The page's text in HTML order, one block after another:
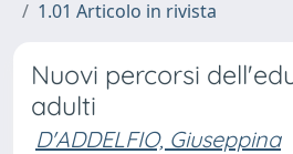
1.01 Articolo in rivista
Nuovi percorsi
adulti
D'ADDELFIO, Giuseppina